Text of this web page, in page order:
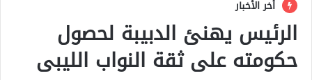
أخر الأخبار
الرئيس يهنئ الدبيبة لحصول
حكومته على ثقة النواب الليبى